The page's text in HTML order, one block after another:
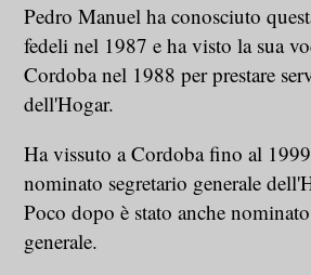
Pedro Manuel ha conosciuto
fedeli nel 1987 e ha visto la sua
Cordoba nel 1988 per prestare
dell'Hogar.
Ha vissuto a Cordoba fino al
nominato segretario generale
Poco dopo è stato anche
generale.